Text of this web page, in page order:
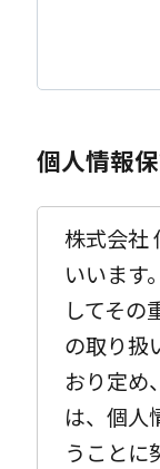
個人情報
株式会社
いいます
してその
の取り扱
おり定め
は、個人
うことに